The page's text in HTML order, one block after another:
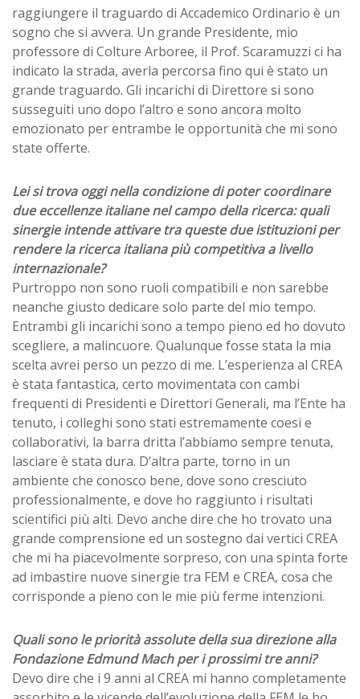
raggiungere il traguardo di Accademico Ordinario è un
sogno che si avvera. Un grande Presidente, mio
professore di Colture Arboree, il Prof. Scaramuzzi ci ha
indicato la strada, averla percorsa fino qui è stato un
grande traguardo. Gli incarichi di Direttore si sono
susseguiti uno dopo l’altro e sono ancora molto
emozionato per entrambe le opportunità che mi sono
state offerte.
Lei si trova oggi nella condizione di poter coordinare
due eccellenze italiane nel campo della ricerca: quali
sinergie intende attivare tra queste due istituzioni per
rendere la ricerca italiana più competitiva a livello
internazionale?
Purtroppo non sono ruoli compatibili e non sarebbe
neanche giusto dedicare solo parte del mio tempo.
Entrambi gli incarichi sono a tempo pieno ed ho dovuto
scegliere, a malincuore. Qualunque fosse stata la mia
scelta avrei perso un pezzo di me. L’esperienza al CREA
è stata fantastica, certo movimentata con cambi
frequenti di Presidenti e Direttori Generali, ma l’Ente ha
tenuto, i colleghi sono stati estremamente coesi e
collaborativi, la barra dritta l’abbiamo sempre tenuta,
lasciare è stata dura. D’altra parte, torno in un
ambiente che conosco bene, dove sono cresciuto
professionalmente, e dove ho raggiunto i risultati
scientifici più alti. Devo anche dire che ho trovato una
grande comprensione ed un sostegno dai vertici CREA
che mi ha piacevolmente sorpreso, con una spinta forte
ad imbastire nuove sinergie tra FEM e CREA, cosa che
corrisponde a pieno con le mie più ferme intenzioni.
Quali sono le priorità assolute della sua direzione alla
Fondazione Edmund Mach per i prossimi tre anni?
Devo dire che i 9 anni al CREA mi hanno completamente